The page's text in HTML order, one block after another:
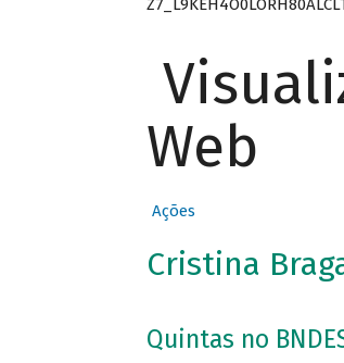
Web
Ações
Cristina
Quintas no